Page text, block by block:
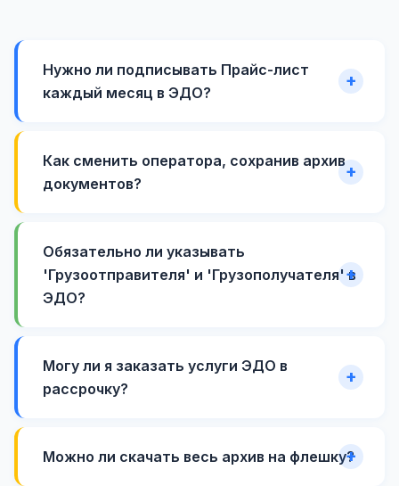
Нужно ли подписывать Прайс-лист
каждый месяц в ЭДО?
Как сменить оператора, сохранив архив
документов?
Обязательно ли указывать
'Грузоотправителя' и 'Грузополучателя' в
ЭДО?
Могу ли я заказать услуги ЭДО в
рассрочку?
Можно ли скачать весь архив на флешку?